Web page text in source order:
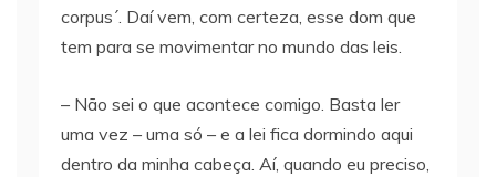
corpus´. Daí vem, com certeza, esse dom que
tem para se movimentar no mundo das leis.
– Não sei o que acontece comigo. Basta ler
uma vez – uma só – e a lei fica dormindo aqui
dentro da minha cabeça. Aí, quando eu preciso,